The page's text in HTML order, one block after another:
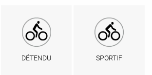
DÉTENDU SPORTIF